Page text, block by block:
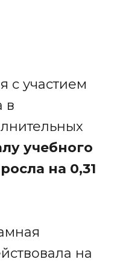
с участием
в
учебного
на 0,31
на